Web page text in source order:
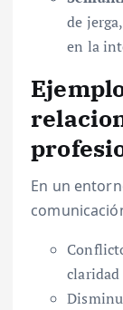
de
en la
En un